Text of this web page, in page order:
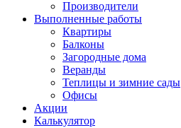
Производители
Выполненные работы
Квартиры
Балконы
Загородные дома
Веранды
Теплицы и зимние сады
Офисы
Акции
Калькулятор